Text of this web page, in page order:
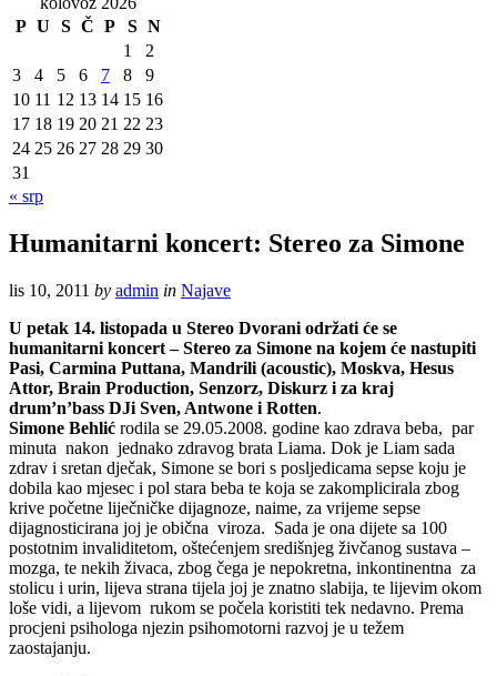
P U S Č P S N
1
2
3
4 5 6 7 8
9
10 11 12 13 14 15 16
17 18 19 20 21 22 23
24 25 26 27 28 29 30
31
« srp
Humanitarni koncert: Stereo za Simone
lis 10, 2011 by admin in Najave
U petak 14. listopada u Stereo Dvorani održati će se
humanitarni koncert – Stereo za Simone na kojem će nastupiti
Pasi, Carmina Puttana, Mandrili (acoustic), Moskva, Hesus
Attor, Brain Production, Senzorz, Diskurz i za kraj
drum’n’bass DJi Sven, Antwone i Rotten.
Simone Behlić rodila se 29.05.2008. godine kao zdrava beba, par
minuta nakon jednako zdravog brata Liama. Dok je Liam sada
zdrav i sretan dječak, Simone se bori s posljedicama sepse koju je
dobila kao mjesec i pol stara beba te koja se zakomplicirala zbog
krive početne liječničke dijagnoze, naime, za vrijeme sepse
dijagnosticirana joj je obična viroza. Sada je ona dijete sa 100
postotnim invaliditetom, oštećenjem središnjeg živčanog sustava –
mozga, te nekih živaca, zbog čega je nepokretna, inkontinentna za
stolicu i urin, lijeva strana tijela joj je znatno slabija, te lijevim okom
loše vidi, a lijevom rukom se počela koristiti tek nedavno. Prema
procjeni psihologa njezin psihomotorni razvoj je u težem
zaostajanju.